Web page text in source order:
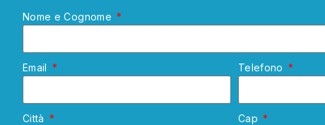
Nome e Cognome
Email Telefono
Città Cap